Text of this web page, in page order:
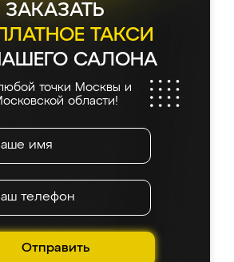
ЗАКАЗАТЬ
ТАКСИ
САЛОНА
точки Москвы и
области!
Отправить